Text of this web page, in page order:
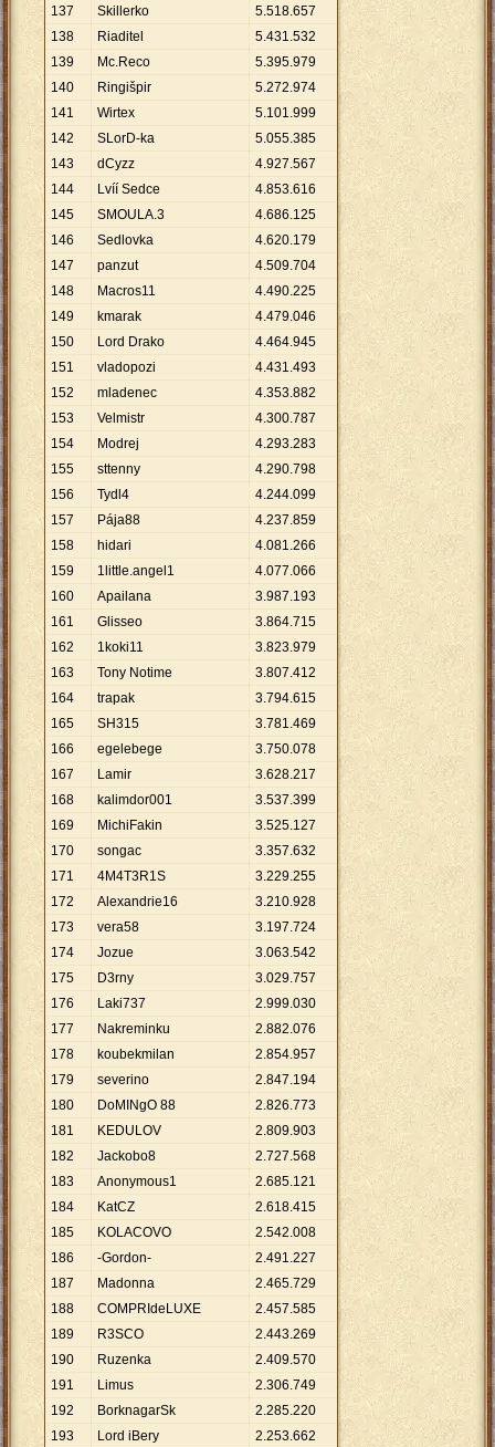
137 Skillerko 5.518.657
138
Riaditel 5.431.532
139
Mc.Reco 5.395.979
140
Ringišpir 5.272.974
141
Wirtex 5.101.999
142
SLorD-ka 5.055.385
143
dCyzz 4.927.567
144
Lvíí Sedce 4.853.616
145
SMOULA.3 4.686.125
146
Sedlovka 4.620.179
147
panzut 4.509.704
148
Macros11 4.490.225
149
kmarak 4.479.046
150
Lord Drako 4.464.945
151
vladopozi 4.431.493
152
mladenec 4.353.882
153
Velmistr 4.300.787
154
Modrej 4.293.283
155
sttenny 4.290.798
156
Tydl4 4.244.099
157
Pája88 4.237.859
158
hidari 4.081.266
159
1little.angel1 4.077.066
160
Apailana 3.987.193
161
Glisseo 3.864.715
162
1koki11 3.823.979
163
Tony Notime 3.807.412
164
trapak 3.794.615
165
SH315 3.781.469
166
egelebege 3.750.078
167
Lamir 3.628.217
168
kalimdor001 3.537.399
169
MichiFakin 3.525.127
170
songac 3.357.632
171
4M4T3R1S 3.229.255
172
Alexandrie16 3.210.928
173
vera58 3.197.724
174
Jozue 3.063.542
175
D3rny 3.029.757
176
Laki737 2.999.030
177
Nakreminku 2.882.076
178
koubekmilan 2.854.957
179
severino 2.847.194
180
DoMINgO 88 2.826.773
181
KEDULOV 2.809.903
182
Jackobo8 2.727.568
183
Anonymous1 2.685.121
184
KatCZ 2.618.415
185
KOLACOVO 2.542.008
186
-Gordon- 2.491.227
187
Madonna 2.465.729
188
COMPRIdeLUXE 2.457.585
189
R3SCO 2.443.269
190
Ruzenka 2.409.570
191
Limus 2.306.749
192
BorknagarSk 2.285.220
193
Lord iBery 2.253.662